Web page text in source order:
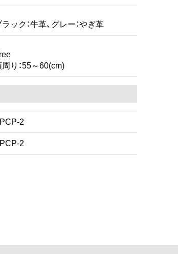
ラック：牛革、グレー：やぎ革
周り：55～60(cm)
2
2